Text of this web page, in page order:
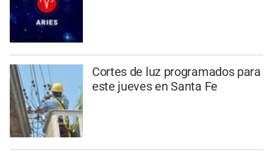
Cortes de luz programados para
este jueves en Santa Fe